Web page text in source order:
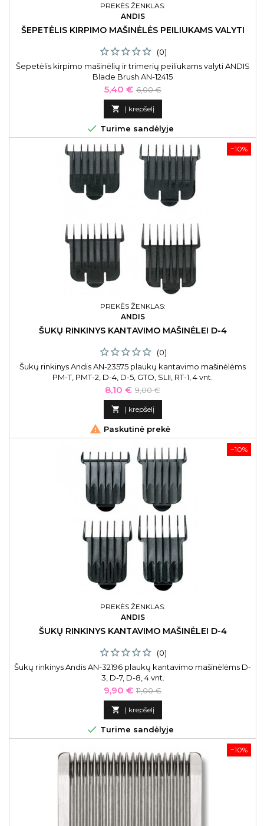
PREKĖS ŽENKLAS:
ANDIS
ŠEPETĖLIS KIRPIMO MAŠINĖLĖS PEILIUKAMS VALYTI
(0)
Šepetėlis kirpimo mašinėlių ir trimerių peiliukams valyti ANDIS
Blade Brush AN-12415
Kaina
5,40 € Bazinė
kaina
6,00 €
 Į krepšelį
 Turime sandėlyje
−10%
PREKĖS ŽENKLAS:
ANDIS
ŠUKŲ RINKINYS KANTAVIMO MAŠINĖLEI D-4
(0)
Šukų rinkinys Andis AN-23575 plaukų kantavimo mašinėlėms
PM-T, PMT-2, D-4, D-5, GTO, SLII, RT-1, 4 vnt.
Kaina
8,10 € Bazinė
kaina
9,00 €
 Į krepšelį
 Paskutinė prekė
−10%
PREKĖS ŽENKLAS:
ANDIS
ŠUKŲ RINKINYS KANTAVIMO MAŠINĖLEI D-4
(0)
Šukų rinkinys Andis AN-32196 plaukų kantavimo mašinėlėms D-
3, D-7, D-8, 4 vnt.
Kaina
9,90 € Bazinė
kaina
11,00 €
 Į krepšelį
 Turime sandėlyje
−10%